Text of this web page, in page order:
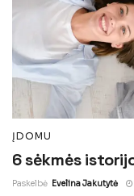
ĮDOMU
6 sėkmės
Paskelbė Evelina Jakutytė